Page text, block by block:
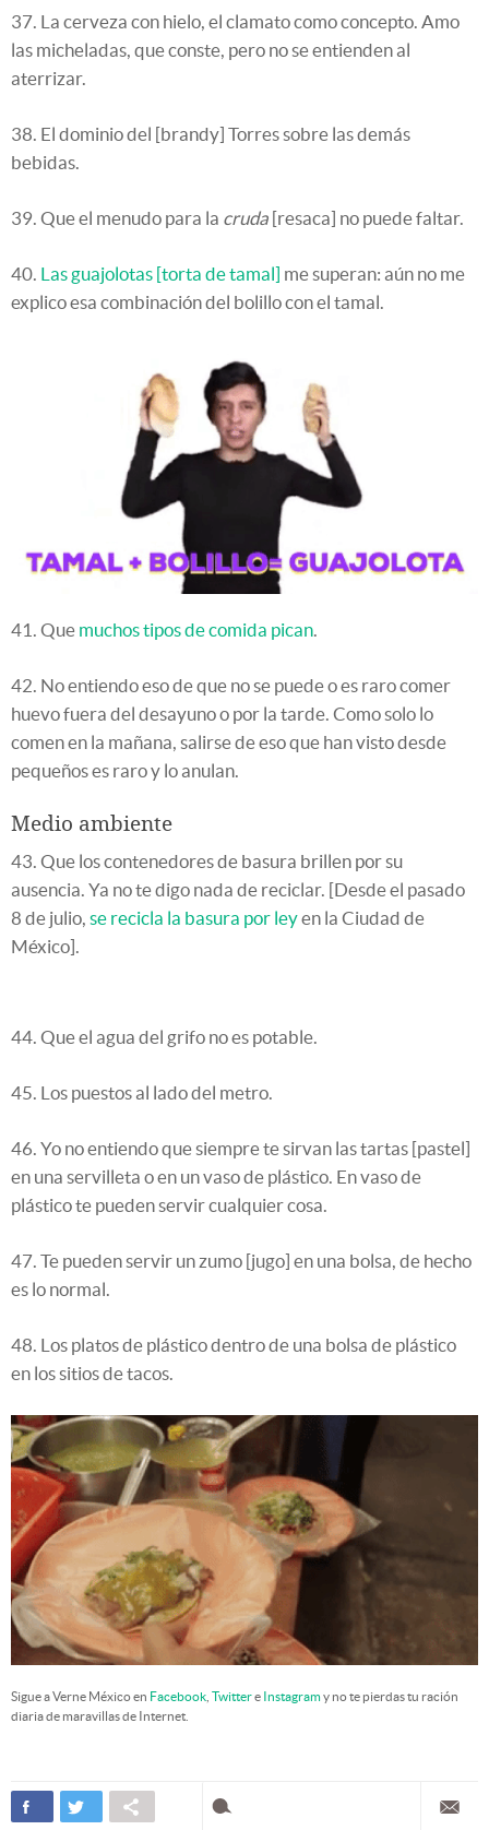
37. La cerveza con hielo, el clamato como concepto. Amo
las micheladas, que conste, pero no se entienden al
aterrizar.
38. El dominio del [brandy] Torres sobre las demás
bebidas.
39. Que el menudo para la cruda [resaca] no puede faltar.
40. Las guajolotas [torta de tamal] me superan: aún no me
explico esa combinación del bolillo con el tamal.
41. Que muchos tipos de comida pican.
42. No entiendo eso de que no se puede o es raro comer
huevo fuera del desayuno o por la tarde. Como solo lo
comen en la mañana, salirse de eso que han visto desde
pequeños es raro y lo anulan.
Medio ambiente
43. Que los contenedores de basura brillen por su
ausencia. Ya no te digo nada de reciclar. [Desde el pasado
8 de julio, se recicla la basura por leyen la Ciudad de
México].
44. Que el agua del grifo no es potable.
45. Los puestos al lado del metro.
46. Yo no entiendo que siempre te sirvan las tartas [pastel]
en una servilleta o en un vaso de plástico. En vaso de
plástico te pueden servir cualquier cosa.
47. Te pueden servir un zumo [jugo] en una bolsa, de hecho
es lo normal.
48. Los platos de plástico dentro de una bolsa de plástico
en los sitios de tacos.
Sigue a Verne México en Facebook Twittere Instagramy no te pierdas tu ración
diaria de maravillas de Internet.